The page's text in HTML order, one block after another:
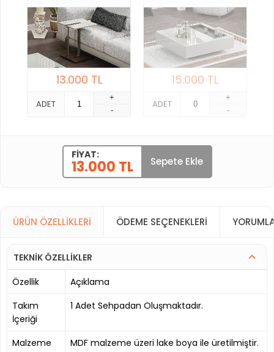
13.000 TL
ADET
+
-
15.000 TL
ADET
+
-
FIYAT:
13.000 TL Sepete Ekle
ÜRÜN ÖZELLIKLERI ÖDEME SEÇENEKLERI
TEKNİK ÖZELLİKLER
Özellik
Açıklama
Takım
İçeriği
1 Adet Sehpadan Oluşmaktadır.
Malzeme
MDF malzeme üzeri lake boya ile üretilmiştir.